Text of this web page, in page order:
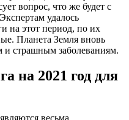
вопрос, что же будет с
удалось
на этот период, по их
Планета Земля вновь
и страшным заболеваниям.
на 2021 год для